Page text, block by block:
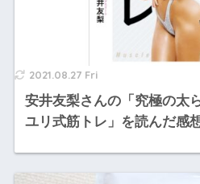
2021.08.27 Fri
安井友梨さんの「究極の太
ユリ式筋トレ」を読んだ感